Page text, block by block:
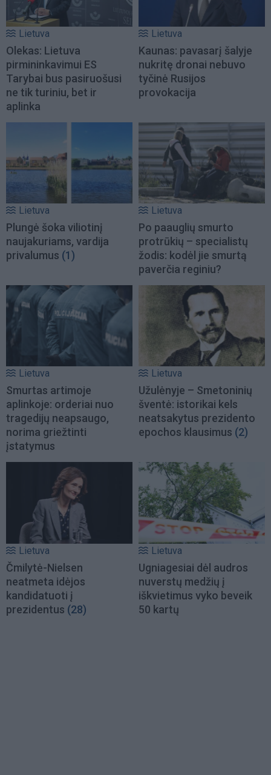
Lietuva
Olekas: Lietuva
pirmininkavimui ES
Tarybai bus pasiruošusi
ne tik turiniu, bet ir
aplinka
Lietuva
Kaunas: pavasarį šalyje
nukritę dronai nebuvo
tyčinė Rusijos
provokacija
Lietuva
Plungė šoka viliotinį
naujakuriams, vardija
privalumus (1)
Lietuva
Po paauglių smurto
protrūkių – specialistų
žodis: kodėl jie smurtą
paverčia reginiu?
Lietuva
Smurtas artimoje
aplinkoje: orderiai nuo
tragedijų neapsaugo,
norima griežtinti
įstatymus
Lietuva
Užulėnyje – Smetoninių
šventė: istorikai kels
neatsakytus prezidento
epochos klausimus (2)
Lietuva
Čmilytė-Nielsen
neatmeta idėjos
kandidatuoti į
prezidentus (28)
Lietuva
Ugniagesiai dėl audros
nuverstų medžių į
iškvietimus vyko beveik
50 kartų